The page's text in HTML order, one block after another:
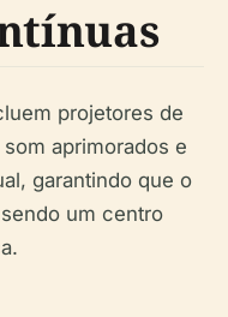
projetores de
aprimorados e
garantindo que o
um centro